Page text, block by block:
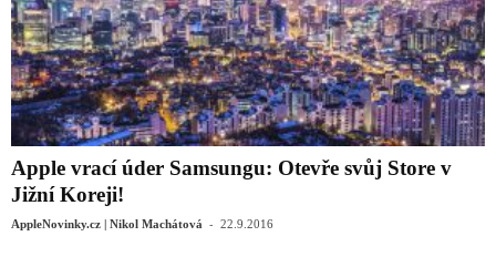
Apple vrací úder Samsungu: Otevře svůj Store v
Jižní Koreji!
AppleNovinky.cz | Nikol Machátová - 22.9.2016